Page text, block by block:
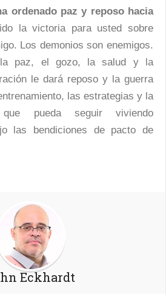
ordenado paz y reposo hacia
la victoria para usted sobre
Los demonios son enemigos.
la paz, el gozo, la salud y la
le dará reposo y la guerra
las estrategias y la
pueda seguir viviendo
las bendiciones de pacto de
Eckhardt